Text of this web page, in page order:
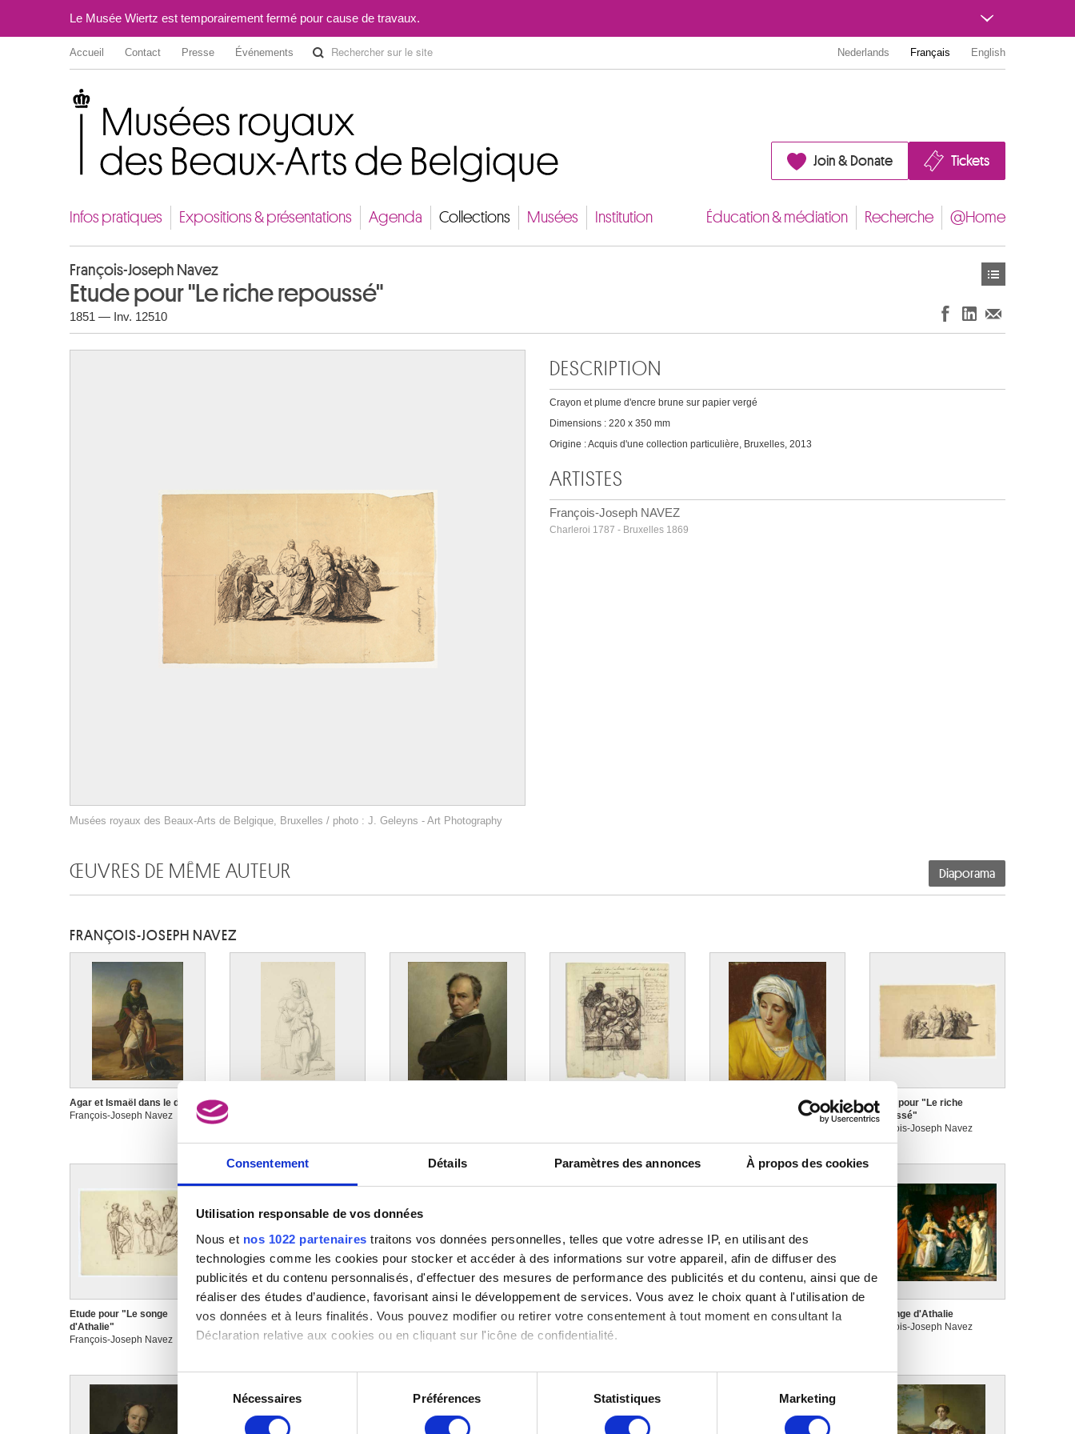
Consentement Détails Paramètres des annonces À propos des cookies
Utilisation responsable de vos données
Nous et nos 1022 partenaires traitons vos données personnelles, telles que votre adresse IP, en utilisant des
technologies comme les cookies pour stocker et accéder à des informations sur votre appareil, afin de diffuser des
publicités et du contenu personnalisés, d'effectuer des mesures de performance des publicités et du contenu, ainsi que de
réaliser des études d’audience, favorisant ainsi le développement de services. Vous avez le choix quant à l'utilisation de
vos données et à leurs finalités. Vous pouvez modifier ou retirer votre consentement à tout moment en consultant la
Déclaration relative aux cookies ou en cliquant sur l'icône de confidentialité.
Si vous le permettez, nous aimerions également :
Collecter des informations sur votre localisation géographique qui peuvent être précises à plusieurs mètres près
digitales).
consentement
Nécessaires Préférences Statistiques Marketing
Le Musée Wiertz est temporairement fermé pour cause de travaux.
Accueil Contact Presse Événements Nederlands Français English
Join & Donate Tickets
Infos pratiques Expositions & présentations Agenda Collections Musées Institution Éducation & médiation Recherche @Home
François-Joseph Navez
Etude pour "Le riche repoussé"
1851 — Inv. 12510
Musées royaux des Beaux-Arts de Belgique, Bruxelles / photo : J. Geleyns - Art Photography
DESCRIPTION
Crayon et plume d'encre brune sur papier vergé
Dimensions : 220 x 350 mm
Origine : Acquis d'une collection particulière, Bruxelles, 2013
ARTISTES
François-Joseph NAVEZ
Charleroi 1787 - Bruxelles 1869
ŒUVRES DE MÊME AUTEUR Diaporama
FRANÇOIS-JOSEPH NAVEZ
Agar et Ismaël dans le désert
François-Joseph Navez
François-Joseph Navez
Etude de la tête de la
Etude pour "Le riche
repoussé"
François-Joseph Navez
Etude pour "Le songe
d'Athalie"
François-Joseph Navez
Le Jugement de Salomon
Image non disponible
Le mauvais riche
Le repos des pèlerins
Le serment de Brutus
Le songe d'Athalie
François-Joseph Navez